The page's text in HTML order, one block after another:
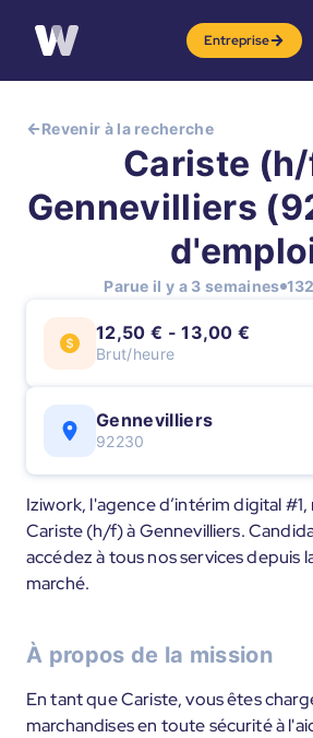
Entreprise
Revenir à la recherche
Cariste
Gennevilliers
Parue il y a 3 semaines
12,50 € - 13,00 €
Brut/heure
Gennevilliers
92230
Iziwork, l'agence d’intérim digital
Cariste (h/f) à Gennevilliers.
accédez à tous nos services depuis
marché.
À propos de la mission
En tant que Cariste, vous êtes
marchandises en toute sécurité à